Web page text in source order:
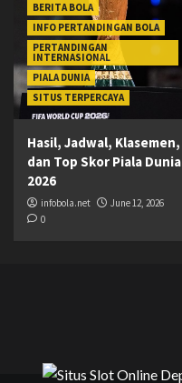
BERITA BOLA
INFO PERTANDINGAN BOLA
PERTANDINGAN
INTERNASIONAL
PIALA DUNIA
SITUS TERPERCAYA
Hasil, Jadwal, Klasemen,
dan Top Skor Piala Dunia
2026
infobola.net
June 12, 2026
0